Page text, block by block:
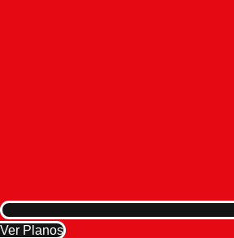
Ver Planos